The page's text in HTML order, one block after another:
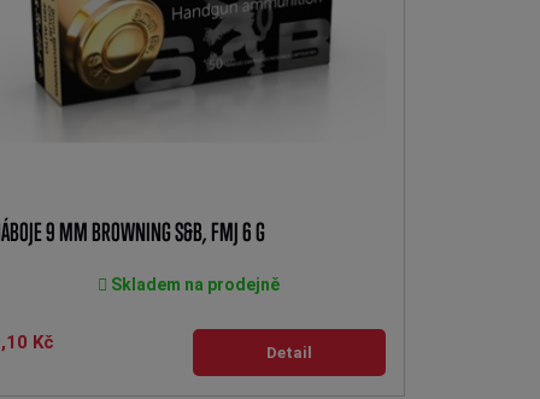
9 MM BROWNING S&B, FMJ 6 G
Skladem na prodejně
Kč Detail